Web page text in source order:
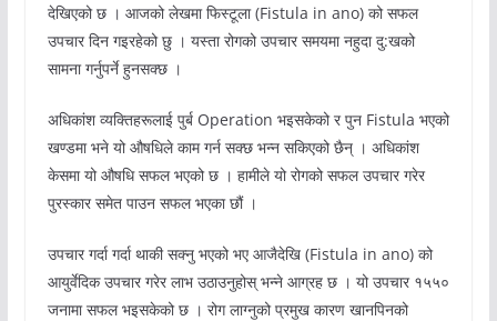
देखिएको छ । आजको लेखमा फिस्टूला (Fistula in ano) को सफल
उपचार दिन गइरहेको छु । यस्ता रोगको उपचार समयमा नहुदा दु:खको
सामना गर्नुपर्ने हुनसक्छ ।
अधिकांश व्यक्तिहरूलाई पुर्ब Operation भइसकेको र पुन Fistula भएको
खण्डमा भने यो औषधिले काम गर्न सक्छ भन्न सकिएको छैन् । अधिकांश
केसमा यो औषधि सफल भएको छ । हामीले यो रोगको सफल उपचार गरेर
पुरस्कार समेत पाउन सफल भएका छौं ।
उपचार गर्दा गर्दा थाकी सक्नु भएको भए आजैदेखि (Fistula in ano) को
आयुर्वेदिक उपचार गरेर लाभ उठाउनुहोस् भन्ने आग्रह छ । यो उपचार १५५०
जनामा सफल भइसकेको छ । रोग लाग्नुको प्रमुख कारण खानपिनको